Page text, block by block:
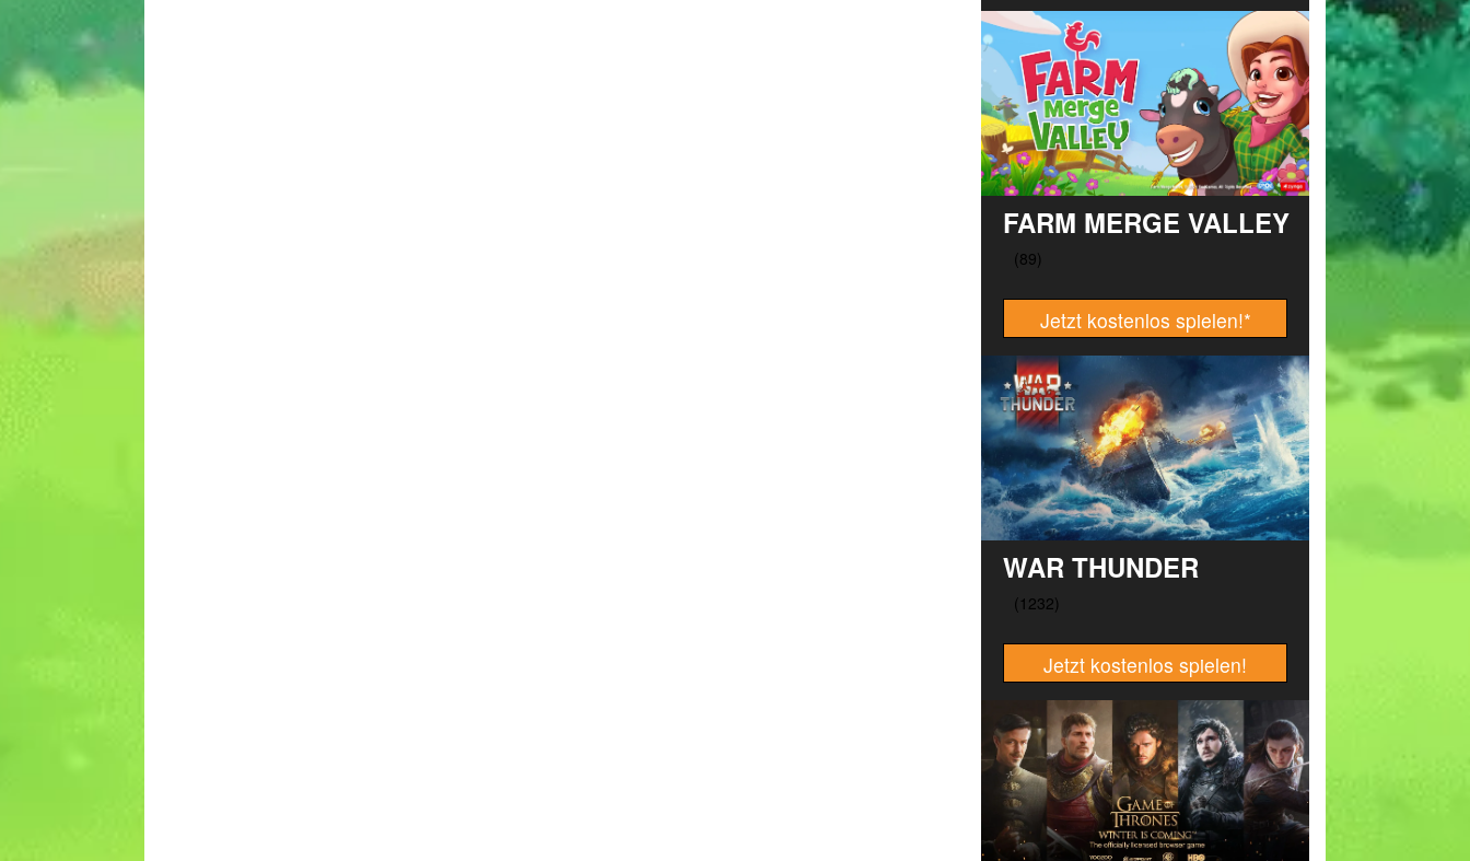
FARM MERGE VALLEY
Jetzt kostenlos spielen!*
WAR THUNDER
Jetzt kostenlos spielen!